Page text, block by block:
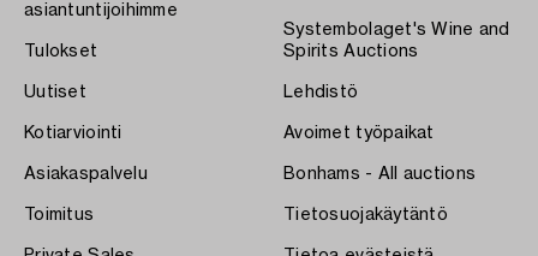
asiantuntijoihimme
Tulokset
Uutiset
Kotiarviointi
Asiakaspalvelu
Toimitus
Systembolaget's Wine and
Spirits Auctions
Lehdistö
Avoimet työpaikat
Bonhams - All auctions
Tietosuojakäytäntö